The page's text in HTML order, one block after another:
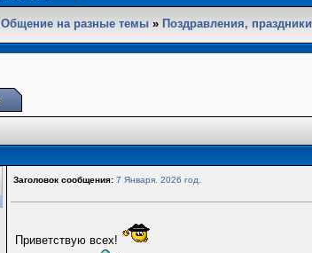
Общение на разные темы» Поздравления, праздники
Заголовок сообщения: 7 Января. 2026 год.
Приветствую всех!